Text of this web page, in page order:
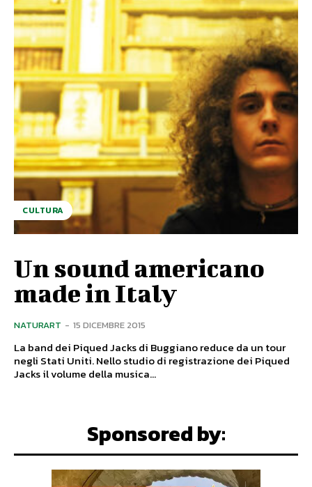
CULTURA
Un sound americano
made in Italy
NATURART - 15 DICEMBRE 2015
La band dei Piqued Jacks di Buggiano reduce da un tour
negli Stati Uniti. Nello studio di registrazione dei Piqued
Jacks il volume della musica...
Sponsored by: